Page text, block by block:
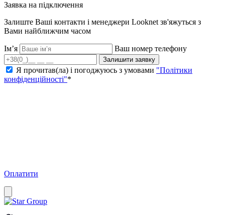
Заявка на підключення
Залиште Ваші контакти і менеджери Looknet зв'яжуться з
Вами найближчим часом
Ім’я Ваш номер телефону
Залишити заявку
Я прочитав(ла) і погоджуюсь з умовами "Політики
конфіденційності"*
Оплатити